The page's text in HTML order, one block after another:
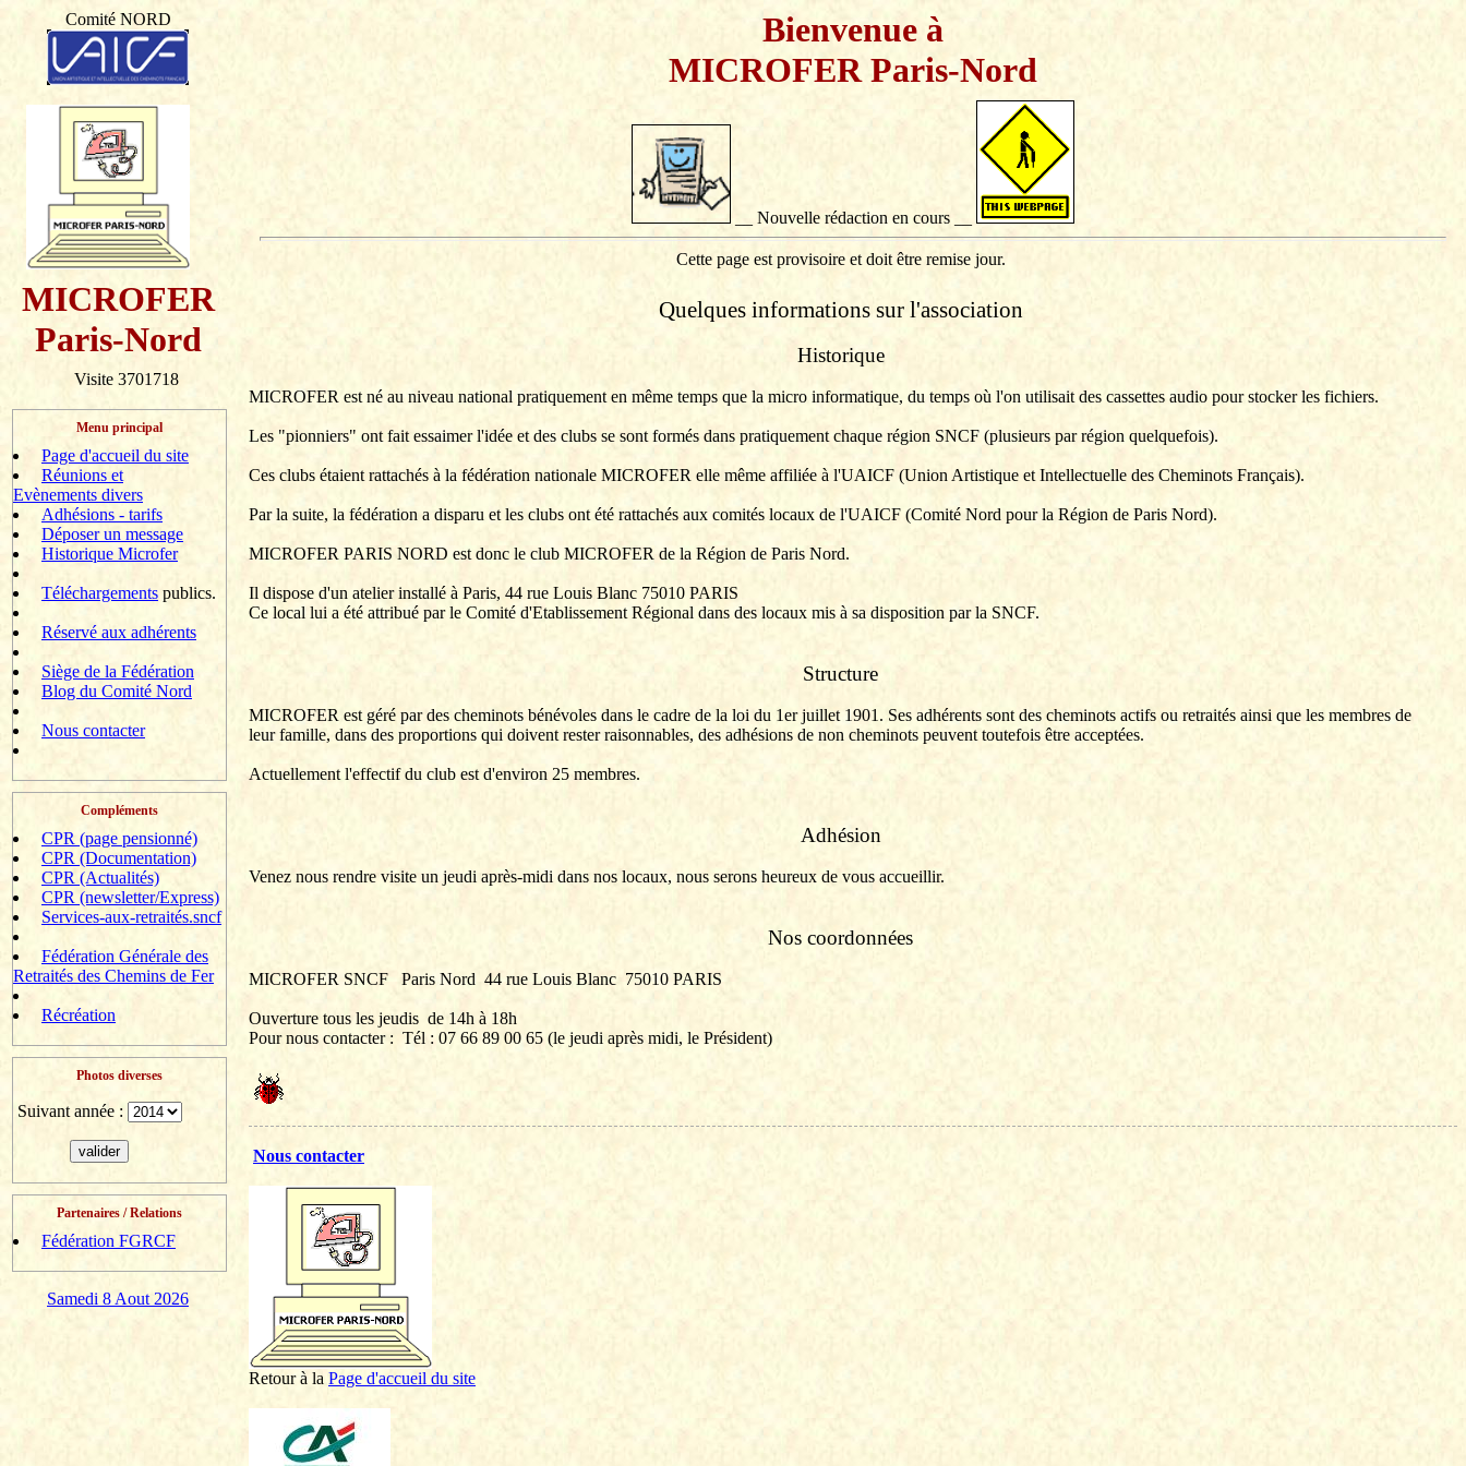
Comité NORD
MICROFER
Paris-Nord
Visite 3701718
Menu principal
Page d'accueil du site
Réunions et
Evènements divers
Adhésions - tarifs
Déposer un message
Historique Microfer
Téléchargements publics.
Réservé aux adhérents
Siège de la Fédération
Blog du Comité Nord
Nous contacter
Compléments
CPR (page pensionné)
CPR (Documentation)
CPR (Actualités)
CPR (newsletter/Express)
Services-aux-retraités.sncf
Fédération Générale des
Retraités des Chemins de Fer
Récréation
Photos diverses
Suivant année :
Partenaires / Relations
Fédération FGRCF
Samedi 8 Aout 2026
Bienvenue à
MICROFER Paris-Nord
__ Nouvelle rédaction en cours __
Cette page est provisoire et doit être remise jour.
Quelques informations sur l'association
Historique
MICROFER est né au niveau national pratiquement en même temps que la micro informatique, du temps où l'on utilisait des cassettes audio pour stocker les fichiers.
Les "pionniers" ont fait essaimer l'idée et des clubs se sont formés dans pratiquement chaque région SNCF (plusieurs par région quelquefois).
Ces clubs étaient rattachés à la fédération nationale MICROFER elle même affiliée à l'UAICF (Union Artistique et Intellectuelle des Cheminots Français).
Par la suite, la fédération a disparu et les clubs ont été rattachés aux comités locaux de l'UAICF (Comité Nord pour la Région de Paris Nord).
MICROFER PARIS NORD est donc le club MICROFER de la Région de Paris Nord.
Il dispose d'un atelier installé à Paris, 44 rue Louis Blanc 75010 PARIS
Ce local lui a été attribué par le Comité d'Etablissement Régional dans des locaux mis à sa disposition par la SNCF.
Structure
MICROFER est géré par des cheminots bénévoles dans le cadre de la loi du 1er juillet 1901. Ses adhérents sont des cheminots actifs ou retraités ainsi que les membres de
leur famille, dans des proportions qui doivent rester raisonnables, des adhésions de non cheminots peuvent toutefois être acceptées.
Actuellement l'effectif du club est d'environ 25 membres.
Adhésion
Venez nous rendre visite un jeudi après-midi dans nos locaux, nous serons heureux de vous accueillir.
Nos coordonnées
MICROFER SNCF Paris Nord 44 rue Louis Blanc 75010 PARIS
Ouverture tous les jeudis de 14h à 18h
Pour nous contacter : Tél : 07 66 89 00 65 (le jeudi après midi, le Président)
Nous contacter
Retour à la Page d'accueil du site